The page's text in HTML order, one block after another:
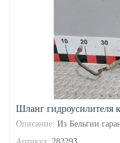
Шланг гидроусилителя
Описание: Из Бельгии